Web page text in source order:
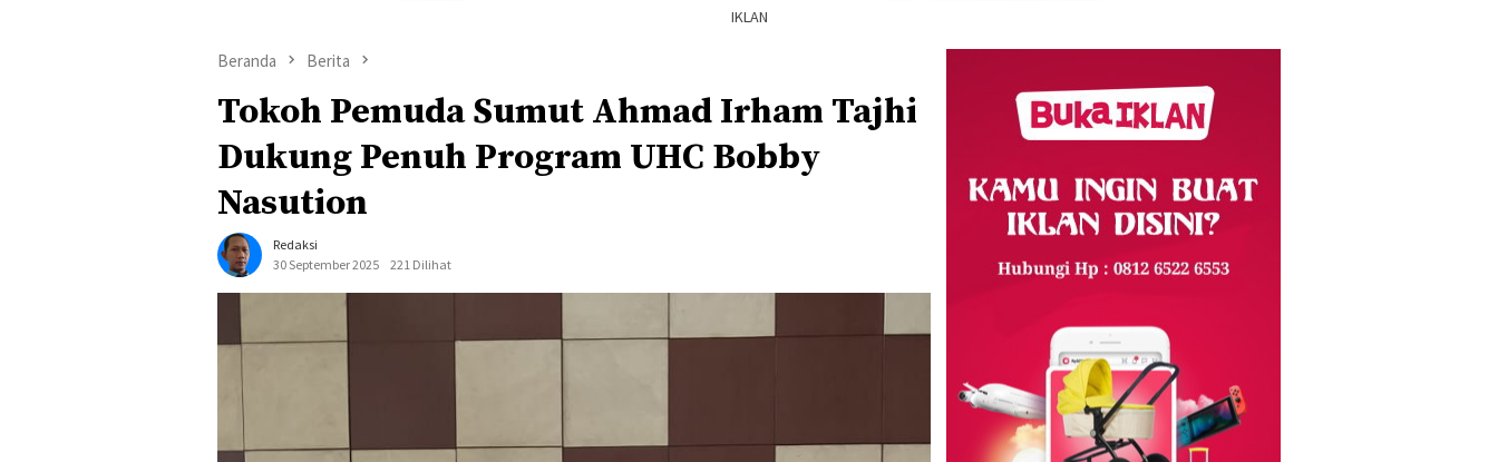
IKLAN
Beranda Berita
Tokoh Pemuda Sumut Ahmad Irham Tajhi
Dukung Penuh Program UHC Bobby
Nasution
Redaksi
30 September 2025
221 Dilihat